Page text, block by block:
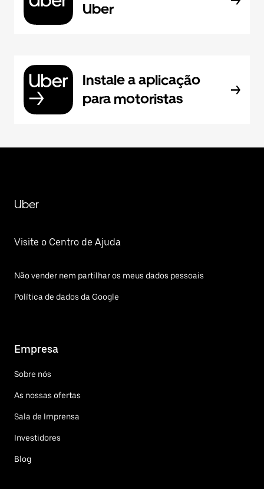
Uber
Instale a aplicação
para motoristas
Uber
Visite o Centro de Ajuda
Não vender nem partilhar os meus dados pessoais
Política de dados da Google
Empresa
Sobre nós
As nossas ofertas
Sala de Imprensa
Investidores
Blog